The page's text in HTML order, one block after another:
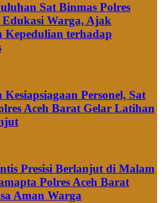
Sat Binmas Polres
Edukasi Warga, Ajak
terhadap
Personel, Sat
Aceh Barat Gelar Latihan
Presisi Berlanjut di Malam
Polres Aceh Barat
Aman Warga